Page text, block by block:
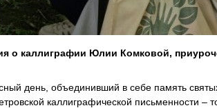
о каллиграфии Юлии Комковой,
день, объединивший в себе память
каллиграфической письменности –